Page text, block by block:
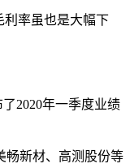
率虽也是大幅下
2020年一季度业绩
新材、高测股份等